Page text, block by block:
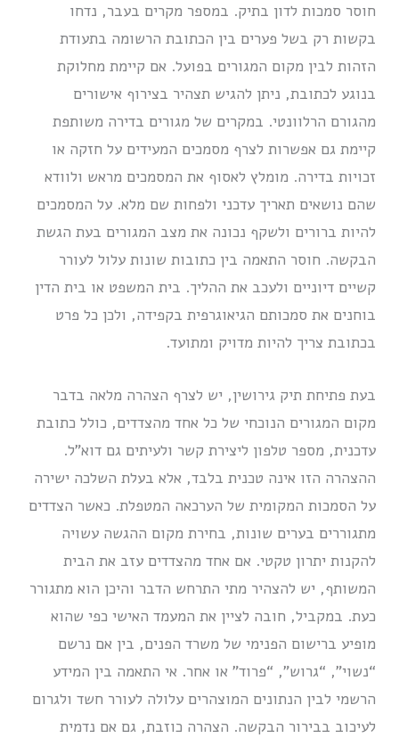
חוסר סמכות לדון בתיק. במספר מקרים בעבר, נדחו
בקשות רק בשל פערים בין הכתובת הרשומה בתעודת
הזהות לבין מקום המגורים בפועל. אם קיימת מחלוקת
בנוגע לכתובת, ניתן להגיש תצהיר בצירוף אישורים
מהגורם הרלוונטי. במקרים של מגורים בדירה משותפת
קיימת גם אפשרות לצרף מסמכים המעידים על חזקה או
זכויות בדירה. מומלץ לאסוף את המסמכים מראש ולוודא
שהם נושאים תאריך עדכני ולפחות שם מלא. על המסמכים
להיות ברורים ולשקף נכונה את מצב המגורים בעת הגשת
הבקשה. חוסר התאמה בין כתובות שונות עלול לעורר
קשיים דיוניים ולעכב את ההליך. בית המשפט או בית הדין
בוחנים את סמכותם הגיאוגרפית בקפידה, ולכן כל פרט
בכתובת צריך להיות מדויק ומתועד.
בעת פתיחת תיק גירושין, יש לצרף הצהרה מלאה בדבר
מקום המגורים הנוכחי של כל אחד מהצדדים, כולל כתובת
עדכנית, מספר טלפון ליצירת קשר ולעיתים גם דוא”ל.
ההצהרה הזו אינה טכנית בלבד, אלא בעלת השלכה ישירה
על הסמכות המקומית של הערכאה המטפלת. כאשר הצדדים
מתגוררים בערים שונות, בחירת מקום ההגשה עשויה
להקנות יתרון טקטי. אם אחד מהצדדים עזב את הבית
המשותף, יש להצהיר מתי התרחש הדבר והיכן הוא מתגורר
כעת. במקביל, חובה לציין את המעמד האישי כפי שהוא
מופיע ברישום הפנימי של משרד הפנים, בין אם נרשם
“נשוי”, “גרוש”, “פרוד” או אחר. אי התאמה בין המידע
הרשמי לבין הנתונים המוצהרים עלולה לעורר חשד ולגרום
לעיכוב בבירור הבקשה. הצהרה כוזבת, גם אם נדמית